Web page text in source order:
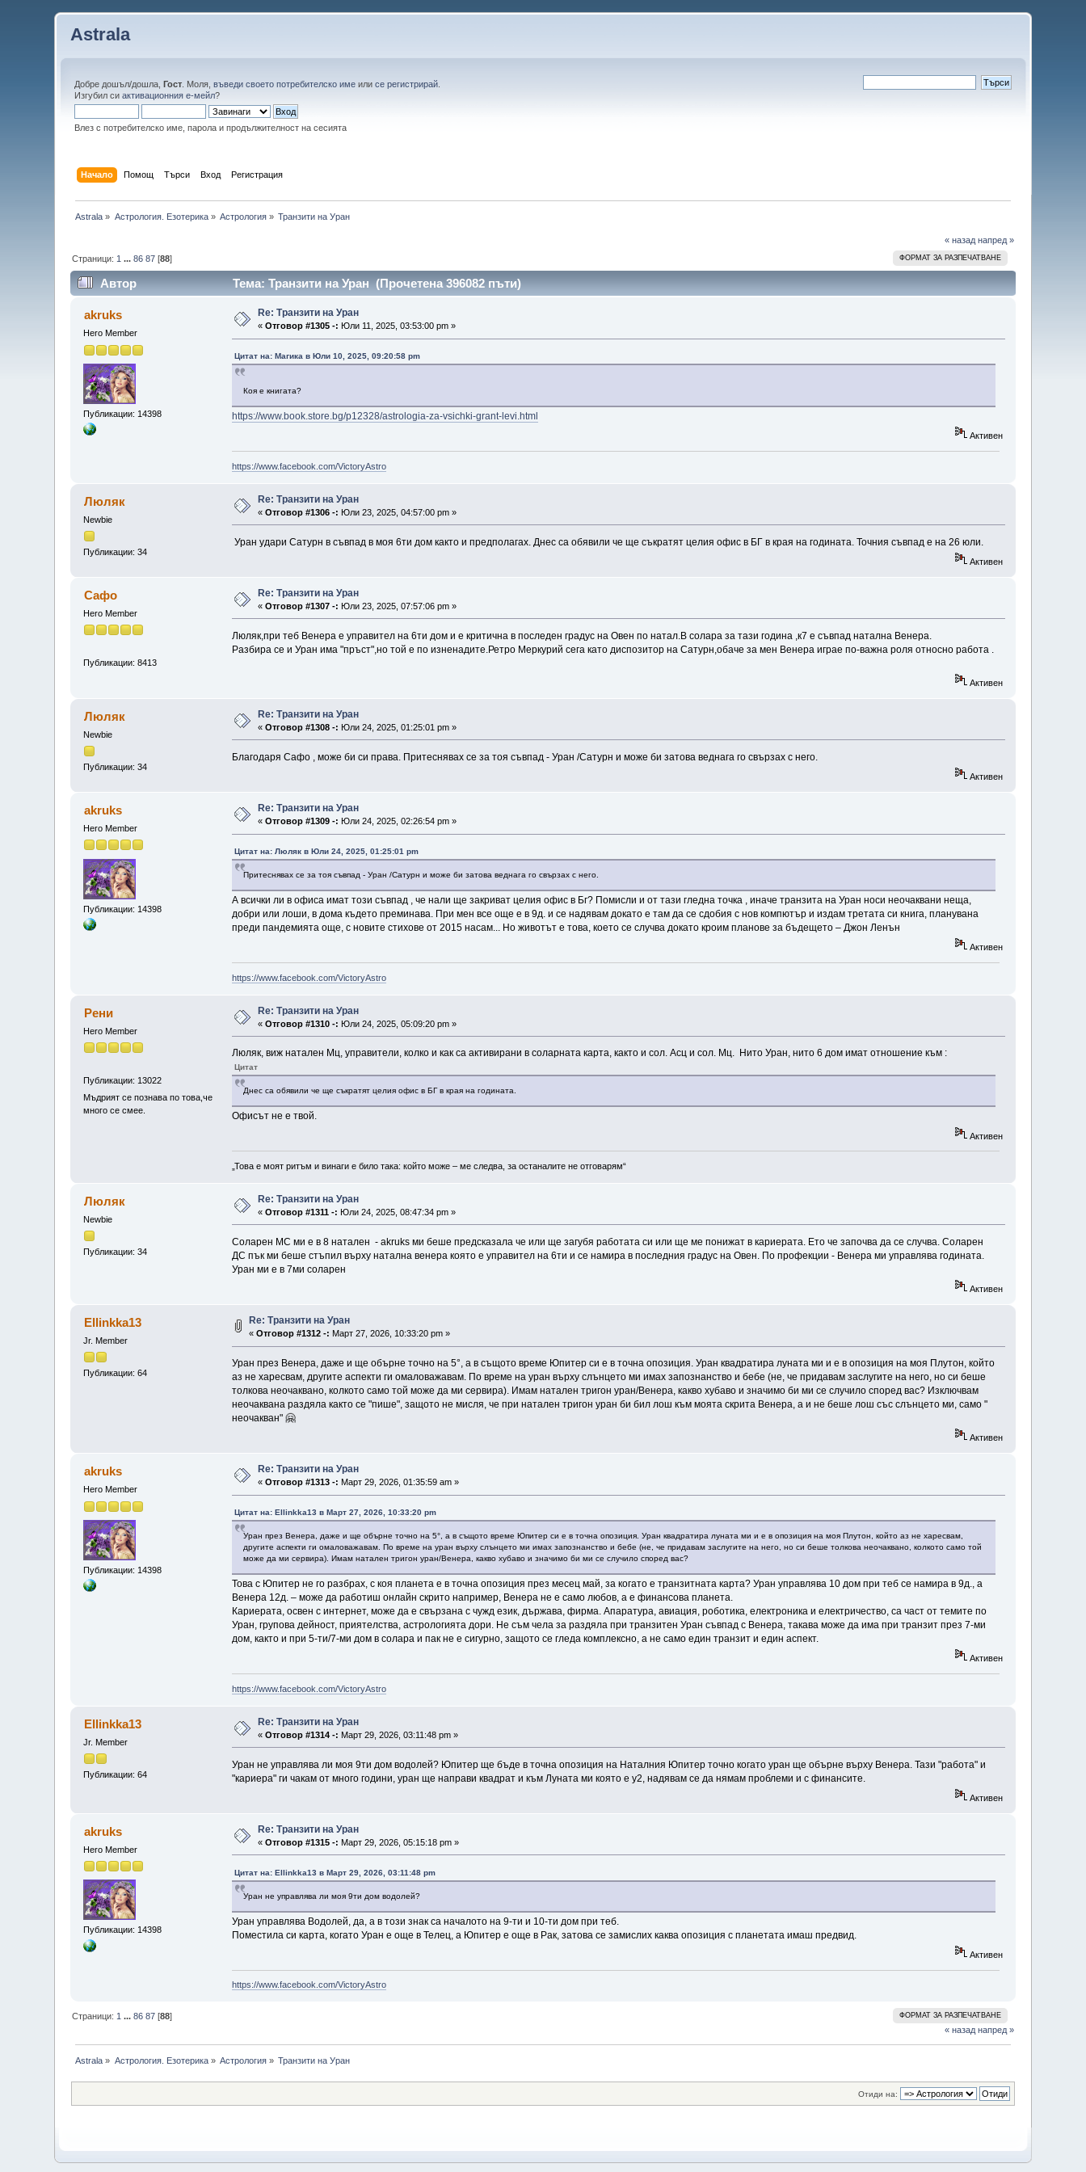
Astrala
Добре дошъл/дошла,Гост . Моля,въведи своето потребителско име илисе регистрирай
Изгубил сиактивационния е-мейл?
Влез с потребителско име, парола и продължителност на сесията
Начало Помощ Търси Вход Регистрация
Astrala » Астрология. Езотерика» Астрология » Транзити на Уран
« назад напред »
ФОРМАТ ЗА РАЗПЕЧАТВАНЕ
Страници: 1 ...86 87 [88]
Автор Тема: Транзити на Уран (Прочетена 396082 пъти)
akruks
Hero Member
Публикации: 14398
Re: Транзити на Уран
«Отговор #1305 -: Юли 11, 2025, 03:53:00 pm »
Цитат на: Магика в Юли 10, 2025, 09:20:58 pm
Коя е книгата?
https://www.book.store.bg/p12328/astrologia-za-vsichki-grant-levi.html
Активен
https://www.facebook.com/VictoryAstro
Люляк
Newbie
Публикации: 34
Re: Транзити на Уран
«Отговор #1306 -: Юли 23, 2025, 04:57:00 pm »
Уран удари Сатурн в съвпад в моя 6ти дом както и предполагах. Днес са обявили че ще съкратят целия офис в БГ в края на годината. Точния съвпад е на 26 юли.
Активен
Сафо
Hero Member
Публикации: 8413
Re: Транзити на Уран
«Отговор #1307 -: Юли 23, 2025, 07:57:06 pm »
Люляк,при теб Венера е управител на 6ти дом и е критична в последен градус на Овен по натал.В солара за тази година ,к7 е съвпад натална Венера.
Разбира се и Уран има "пръст",но той е по изненадите.Ретро Меркурий сега като диспозитор на Сатурн,обаче за мен Венера играе по-важна роля относно работа .
Активен
Люляк
Newbie
Публикации: 34
Re: Транзити на Уран
«Отговор #1308 -: Юли 24, 2025, 01:25:01 pm »
Благодаря Сафо , може би си права. Притеснявах се за тоя съвпад - Уран /Сатурн и може би затова веднага го свързах с него.
Активен
akruks
Hero Member
Публикации: 14398
Re: Транзити на Уран
«Отговор #1309 -: Юли 24, 2025, 02:26:54 pm »
Цитат на: Люляк в Юли 24, 2025, 01:25:01 pm
Притеснявах се за тоя съвпад - Уран /Сатурн и може би затова веднага го свързах с него.
А всички ли в офиса имат този съвпад , че нали ще закриват целия офис в Бг? Помисли и от тази гледна точка , иначе транзита на Уран носи неочаквани неща,
добри или лоши, в дома където преминава. При мен все още е в 9д. и се надявам докато е там да се сдобия с нов компютър и издам третата си книга, планувана
преди пандемията още, с новите стихове от 2015 насам... Но животът е това, което се случва докато кроим планове за бъдещето – Джон Ленън
Активен
https://www.facebook.com/VictoryAstro
Рени
Hero Member
Публикации: 13022
Мъдрият се познава по това,че
много се смее.
Re: Транзити на Уран
«Отговор #1310 -: Юли 24, 2025, 05:09:20 pm »
Люляк, виж натален Мц, управители, колко и как са активирани в соларната карта, както и сол. Асц и сол. Мц. Нито Уран, нито 6 дом имат отношение към :
Цитат
Днес са обявили че ще съкратят целия офис в БГ в края на годината.
Офисът не е твой.
Активен
„Това е моят ритъм и винаги е било така: който може – ме следва, за останалите не отговарям“
Люляк
Newbie
Публикации: 34
Re: Транзити на Уран
«Отговор #1311 -: Юли 24, 2025, 08:47:34 pm »
Соларен MC ми е в 8 натален - akruks ми беше предсказала че или ще загубя работата си или ще ме понижат в кариерата. Ето че започва да се случва. Соларен
ДС пък ми беше стъпил върху натална венера която е управител на 6ти и се намира в последния градус на Овен. По профекции - Венера ми управлява годината.
Уран ми е в 7ми соларен
Активен
Ellinkka13
Jr. Member
Публикации: 64
Re: Транзити на Уран
«Отговор #1312 -: Март 27, 2026, 10:33:20 pm »
Уран през Венера, даже и ще обърне точно на 5°, а в същото време Юпитер си е в точна опозиция. Уран квадратира луната ми и е в опозиция на моя Плутон, който
аз не харесвам, другите аспекти ги омаловажавам. По време на уран върху слънцето ми имах запознанство и бебе (не, че придавам заслугите на него, но си беше
толкова неочаквано, колкото само той може да ми сервира). Имам натален тригон уран/Венера, какво хубаво и значимо би ми се случило според вас? Изключвам
неочаквана раздяла както се "пише", защото не мисля, че при натален тригон уран би бил лош към моята скрита Венера, а и не беше лош със слънцето ми, само "
неочакван" 🤗
Активен
akruks
Hero Member
Публикации: 14398
Re: Транзити на Уран
«Отговор #1313 -: Март 29, 2026, 01:35:59 am »
Цитат на: Ellinkka13 в Март 27, 2026, 10:33:20 pm
Уран през Венера, даже и ще обърне точно на 5°, а в същото време Юпитер си е в точна опозиция. Уран квадратира луната ми и е в опозиция на моя Плутон, който аз не харесвам,
другите аспекти ги омаловажавам. По време на уран върху слънцето ми имах запознанство и бебе (не, че придавам заслугите на него, но си беше толкова неочаквано, колкото само той
може да ми сервира). Имам натален тригон уран/Венера, какво хубаво и значимо би ми се случило според вас?
Това с Юпитер не го разбрах, с коя планета е в точна опозиция през месец май, за когато е транзитната карта? Уран управлява 10 дом при теб се намира в 9д., а
Венера 12д. – може да работиш онлайн скрито например, Венера не е само любов, а е финансова планета.
Кариерата, освен с интернет, може да е свързана с чужд език, държава, фирма. Апаратура, авиация, роботика, електроника и електричество, са част от темите по
Уран, групова дейност, приятелства, астрологията дори. Не съм чела за раздяла при транзитен Уран съвпад с Венера, такава може да има при транзит през 7-ми
дом, както и при 5-ти/7-ми дом в солара и пак не е сигурно, защото се гледа комплексно, а не само един транзит и един аспект.
Активен
https://www.facebook.com/VictoryAstro
Ellinkka13
Jr. Member
Публикации: 64
Re: Транзити на Уран
«Отговор #1314 -: Март 29, 2026, 03:11:48 pm »
Уран не управлява ли моя 9ти дом водолей? Юпитер ще бъде в точна опозиция на Наталния Юпитер точно когато уран ще обърне върху Венера. Тази "работа" и
"кариера" ги чакам от много години, уран ще направи квадрат и към Луната ми която е у2, надявам се да нямам проблеми и с финансите.
Активен
akruks
Hero Member
Публикации: 14398
Re: Транзити на Уран
«Отговор #1315 -: Март 29, 2026, 05:15:18 pm »
Цитат на: Ellinkka13 в Март 29, 2026, 03:11:48 pm
Уран не управлява ли моя 9ти дом водолей?
Уран управлява Водолей, да, а в този знак са началото на 9-ти и 10-ти дом при теб.
Поместила си карта, когато Уран е още в Телец, а Юпитер е още в Рак, затова се замислих каква опозиция с планетата имаш предвид.
Активен
https://www.facebook.com/VictoryAstro
ФОРМАТ ЗА РАЗПЕЧАТВАНЕ
Страници: 1 ...86 87 [88]
« назад напред »
Astrala » Астрология. Езотерика» Астрология » Транзити на Уран
Отиди на: